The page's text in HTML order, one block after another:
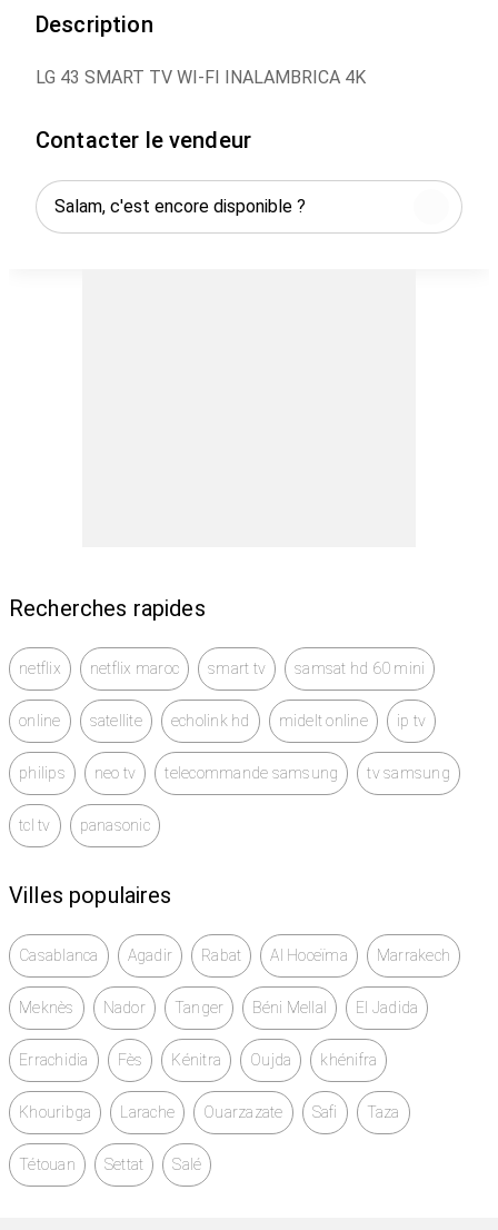
Description
LG 43 SMART TV WI-FI INALAMBRICA 4K
Contacter le vendeur
Recherches rapides
netflix netflix maroc smart tv samsat hd 60 mini
online satellite echolink hd midelt online ip tv
philips neo tv telecommande samsung tv samsung
tcl tv panasonic
Villes populaires
Casablanca Agadir Rabat Al Hoceïma Marrakech
Meknès Nador Tanger Béni Mellal El Jadida
Errachidia Fès Kénitra Oujda khénifra
Khouribga Larache Ouarzazate Safi Taza
Tétouan Settat Salé